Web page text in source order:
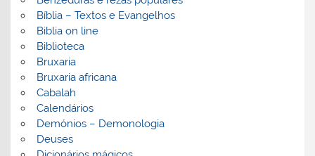
Bíblia – Textos e Evangelhos
Biblia on line
Biblioteca
Bruxaria
Bruxaria africana
Cabalah
Calendários
Demónios – Demonologia
Deuses